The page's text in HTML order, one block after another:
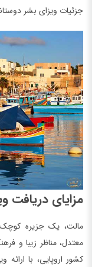
جزئیات ویزای بشر
مزایای دریافت
مالت، یک جزیره
معتدل، مناظر زیبا و
کشور اروپایی، با